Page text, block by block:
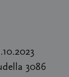
3086